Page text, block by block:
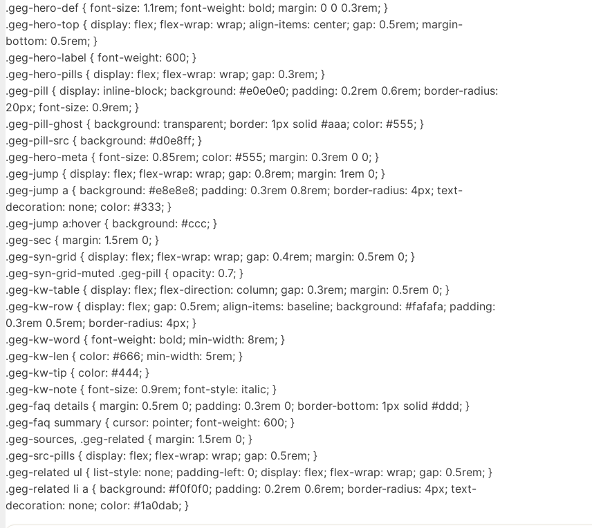
.geg-hero-def { font-size: 1.1rem; font-weight: bold; margin: 0 0 0.3rem; }
.geg-hero-top { display: flex; flex-wrap: wrap; align-items: center; gap: 0.5rem; margin-
bottom: 0.5rem; }
.geg-hero-label { font-weight: 600; }
.geg-hero-pills { display: flex; flex-wrap: wrap; gap: 0.3rem; }
.geg-pill { display: inline-block; background: #e0e0e0; padding: 0.2rem 0.6rem; border-radius:
20px; font-size: 0.9rem; }
.geg-pill-ghost { background: transparent; border: 1px solid #aaa; color: #555; }
.geg-pill-src { background: #d0e8ff; }
.geg-hero-meta { font-size: 0.85rem; color: #555; margin: 0.3rem 0 0; }
.geg-jump { display: flex; flex-wrap: wrap; gap: 0.8rem; margin: 1rem 0; }
.geg-jump a { background: #e8e8e8; padding: 0.3rem 0.8rem; border-radius: 4px; text-
decoration: none; color: #333; }
.geg-jump a:hover { background: #ccc; }
.geg-sec { margin: 1.5rem 0; }
.geg-syn-grid { display: flex; flex-wrap: wrap; gap: 0.4rem; margin: 0.5rem 0; }
.geg-syn-grid-muted .geg-pill { opacity: 0.7; }
.geg-kw-table { display: flex; flex-direction: column; gap: 0.3rem; margin: 0.5rem 0; }
.geg-kw-row { display: flex; gap: 0.5rem; align-items: baseline; background: #fafafa; padding:
0.3rem 0.5rem; border-radius: 4px; }
.geg-kw-word { font-weight: bold; min-width: 8rem; }
.geg-kw-len { color: #666; min-width: 5rem; }
.geg-kw-tip { color: #444; }
.geg-kw-note { font-size: 0.9rem; font-style: italic; }
.geg-faq details { margin: 0.5rem 0; padding: 0.3rem 0; border-bottom: 1px solid #ddd; }
.geg-faq summary { cursor: pointer; font-weight: 600; }
.geg-sources, .geg-related { margin: 1.5rem 0; }
.geg-src-pills { display: flex; flex-wrap: wrap; gap: 0.5rem; }
.geg-related ul { list-style: none; padding-left: 0; display: flex; flex-wrap: wrap; gap: 0.5rem; }
.geg-related li a { background: #f0f0f0; padding: 0.2rem 0.6rem; border-radius: 4px; text-
decoration: none; color: #1a0dab; }